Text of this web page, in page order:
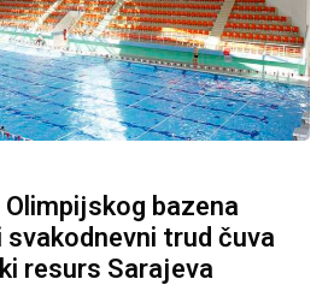
bazena
trud čuva
resurs Sarajeva